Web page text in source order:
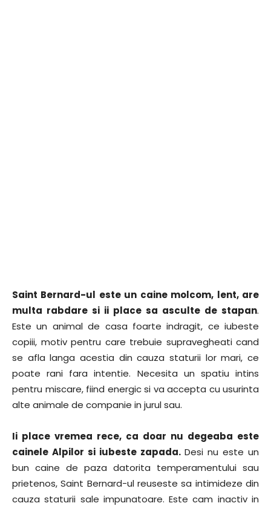
Saint Bernard-ul este un caine molcom, lent, are
multa rabdare si ii place sa asculte de stapan.
Este un animal de casa foarte indragit, ce iubeste
copiii, motiv pentru care trebuie supravegheati cand
se afla langa acestia din cauza staturii lor mari, ce
poate rani fara intentie. Necesita un spatiu intins
pentru miscare, fiind energic si va accepta cu usurinta
alte animale de companie in jurul sau.
Ii place vremea rece, ca doar nu degeaba este
cainele Alpilor si iubeste zapada.Desi nu este un
bun caine de paza datorita temperamentului sau
prietenos, Saint Bernard-ul reuseste sa intimideze din
cauza staturii sale impunatoare. Este cam inactiv in